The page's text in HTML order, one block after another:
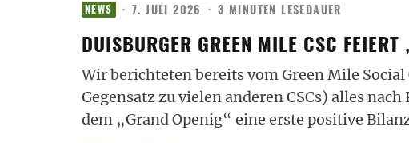
NEWS · 7. JULI 2026 · 3 MINUTEN LESEDAUER
DUISBURGER GREEN MILE CSC FEIERT
Wir berichteten bereits vom Green Mile
Gegensatz zu vielen anderen CSCs) alles
dem „Grand Openig“ eine erste positive